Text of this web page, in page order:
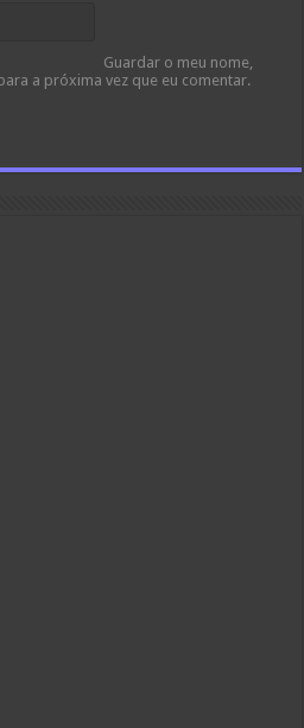
Guardar o meu nome,
a próxima vez que eu comentar.